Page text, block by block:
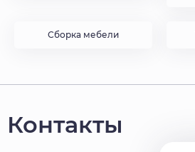
Сборка мебели
Контакты